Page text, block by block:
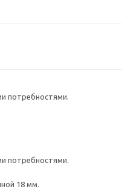
потребностями.
потребностями.
18 мм.